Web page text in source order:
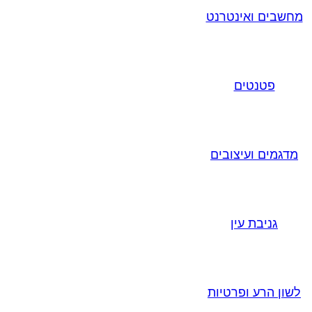
מחשבים ואינטרנט
פטנטים
מדגמים ועיצובים
גניבת עין
לשון הרע ופרטיות